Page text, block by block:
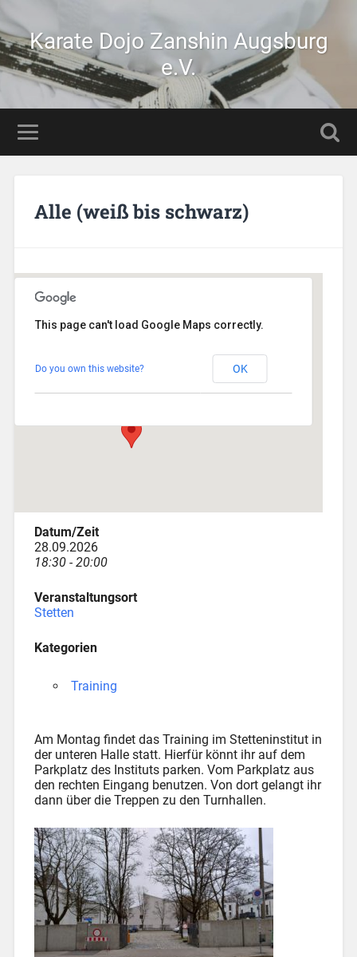
Karate Dojo Zanshin Augsburg
e.V.
Alle (weiß bis schwarz)
Veranstaltungen
This page can't load Google Maps correctly.
Do you own this website? OK
Datum/Zeit
28.09.2026
18:30 - 20:00
Veranstaltungsort
Stetten
Kategorien
Training
Am Montag findet das Training im Stetteninstitut in
der unteren Halle statt. Hierfür könnt ihr auf dem
Parkplatz des Instituts parken. Vom Parkplatz aus
den rechten Eingang benutzen. Von dort gelangt ihr
dann über die Treppen zu den Turnhallen.